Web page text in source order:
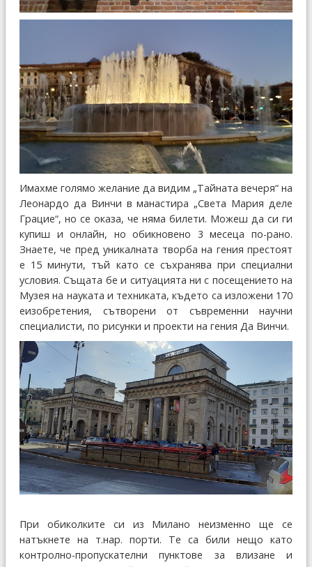
Имахме голямо желание да видим „Тайната вечеря“ на
Леонардо да Винчи в манастира „Света Мария деле
Грацие“, но се оказа, че няма билети. Можеш да си ги
купиш и онлайн, но обикновено 3 месеца по-рано.
Знаете, че пред уникалната творба на гения престоят
е 15 минути, тъй като се съхранява при специални
условия. Същата бе и ситуацията ни с посещението на
Музея на науката и техниката, където са изложени 170
еизобретения, сътворени от съвременни научни
специалисти, по рисунки и проекти на гения Да Винчи.
При обиколките си из Милано неизменно ще се
натъкнете на т.нар. порти. Те са били нещо като
контролно-пропускателни пунктове за влизане и